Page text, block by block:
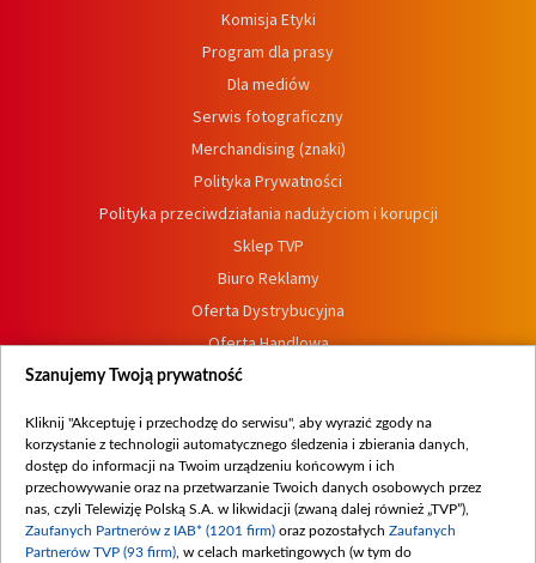
Komisja Etyki
Program dla prasy
Dla mediów
Serwis fotograficzny
Merchandising (znaki)
Polityka Prywatności
Polityka przeciwdziałania nadużyciom i korupcji
Sklep TVP
Biuro Reklamy
Oferta Dystrybucyjna
Oferta Handlowa
Dostępność
Procedura zgłoszeń wewnętrznych
Szanujemy Twoją prywatność
Kliknij "Akceptuję i przechodzę do serwisu", aby wyrazić zgody na
korzystanie z technologii automatycznego śledzenia i zbierania danych,
dostęp do informacji na Twoim urządzeniu końcowym i ich
przechowywanie oraz na przetwarzanie Twoich danych osobowych przez
nas, czyli Telewizję Polską S.A. w likwidacji (zwaną dalej również „TVP”),
Zaufanych Partnerów z IAB* (1201 firm) oraz pozostałych Zaufanych
Partnerów TVP (93 firm) , w celach marketingowych (w tym do